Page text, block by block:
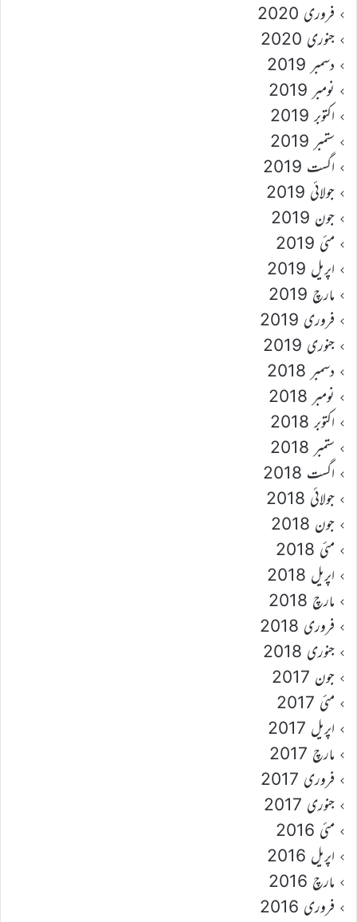
فروری 2020
جنوری 2020
دسمبر 2019
نومبر 2019
اکتوبر 2019
ستمبر 2019
اگست 2019
جولائی 2019
جون 2019
مئی 2019
اپریل 2019
مارچ 2019
فروری 2019
جنوری 2019
دسمبر 2018
نومبر 2018
اکتوبر 2018
ستمبر 2018
اگست 2018
جولائی 2018
جون 2018
مئی 2018
اپریل 2018
مارچ 2018
فروری 2018
جنوری 2018
جون 2017
مئی 2017
اپریل 2017
مارچ 2017
فروری 2017
جنوری 2017
مئی 2016
اپریل 2016
مارچ 2016
فروری 2016